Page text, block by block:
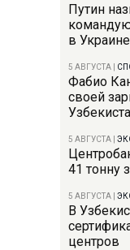
Путин
в Украине
5 АВГУСТА
Фабио
своей
5 АВГУСТА
41 тонну
5 АВГУСТА
В
центров